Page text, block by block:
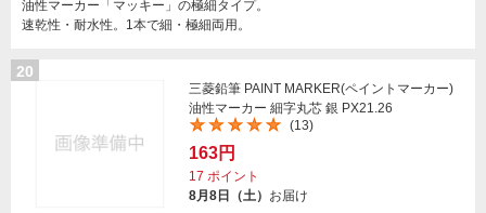
油性マーカー「マッキー」の極細タイプ。
速乾性・耐水性。1本で細・極細両用。
20
三菱鉛筆 PAINT MARKER(ペイントマーカー)
油性マーカー 細字丸芯 銀 PX21.26
(13)
163円
17 ポイント
8月8日（土） お届け